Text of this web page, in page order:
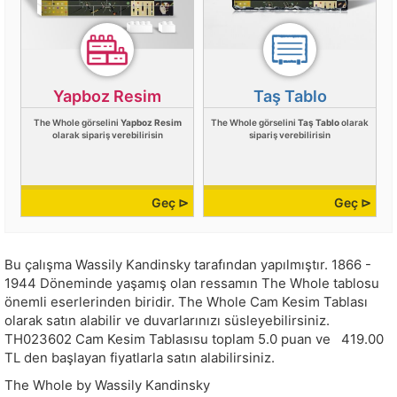
Yapboz Resim
The Whole görselini Yapboz Resim
olarak sipariş verebilirisin
Geç ⊳
Taş Tablo
The Whole görselini Taş Tabloolarak
sipariş verebilirisin
Geç ⊳
Bu çalışma Wassily Kandinsky tarafından yapılmıştır. 1866 -
1944 Döneminde yaşamış olan ressamın The Whole tablosu
önemli eserlerinden biridir. The Whole Cam Kesim Tablası
olarak satın alabilir ve duvarlarınızı süsleyebilirsiniz.
TH023602 Cam Kesim Tablasısu toplam 5.0 puan ve
419.00
TL den başlayan fiyatlarla satın alabilirsiniz.
The Whole by Wassily Kandinsky